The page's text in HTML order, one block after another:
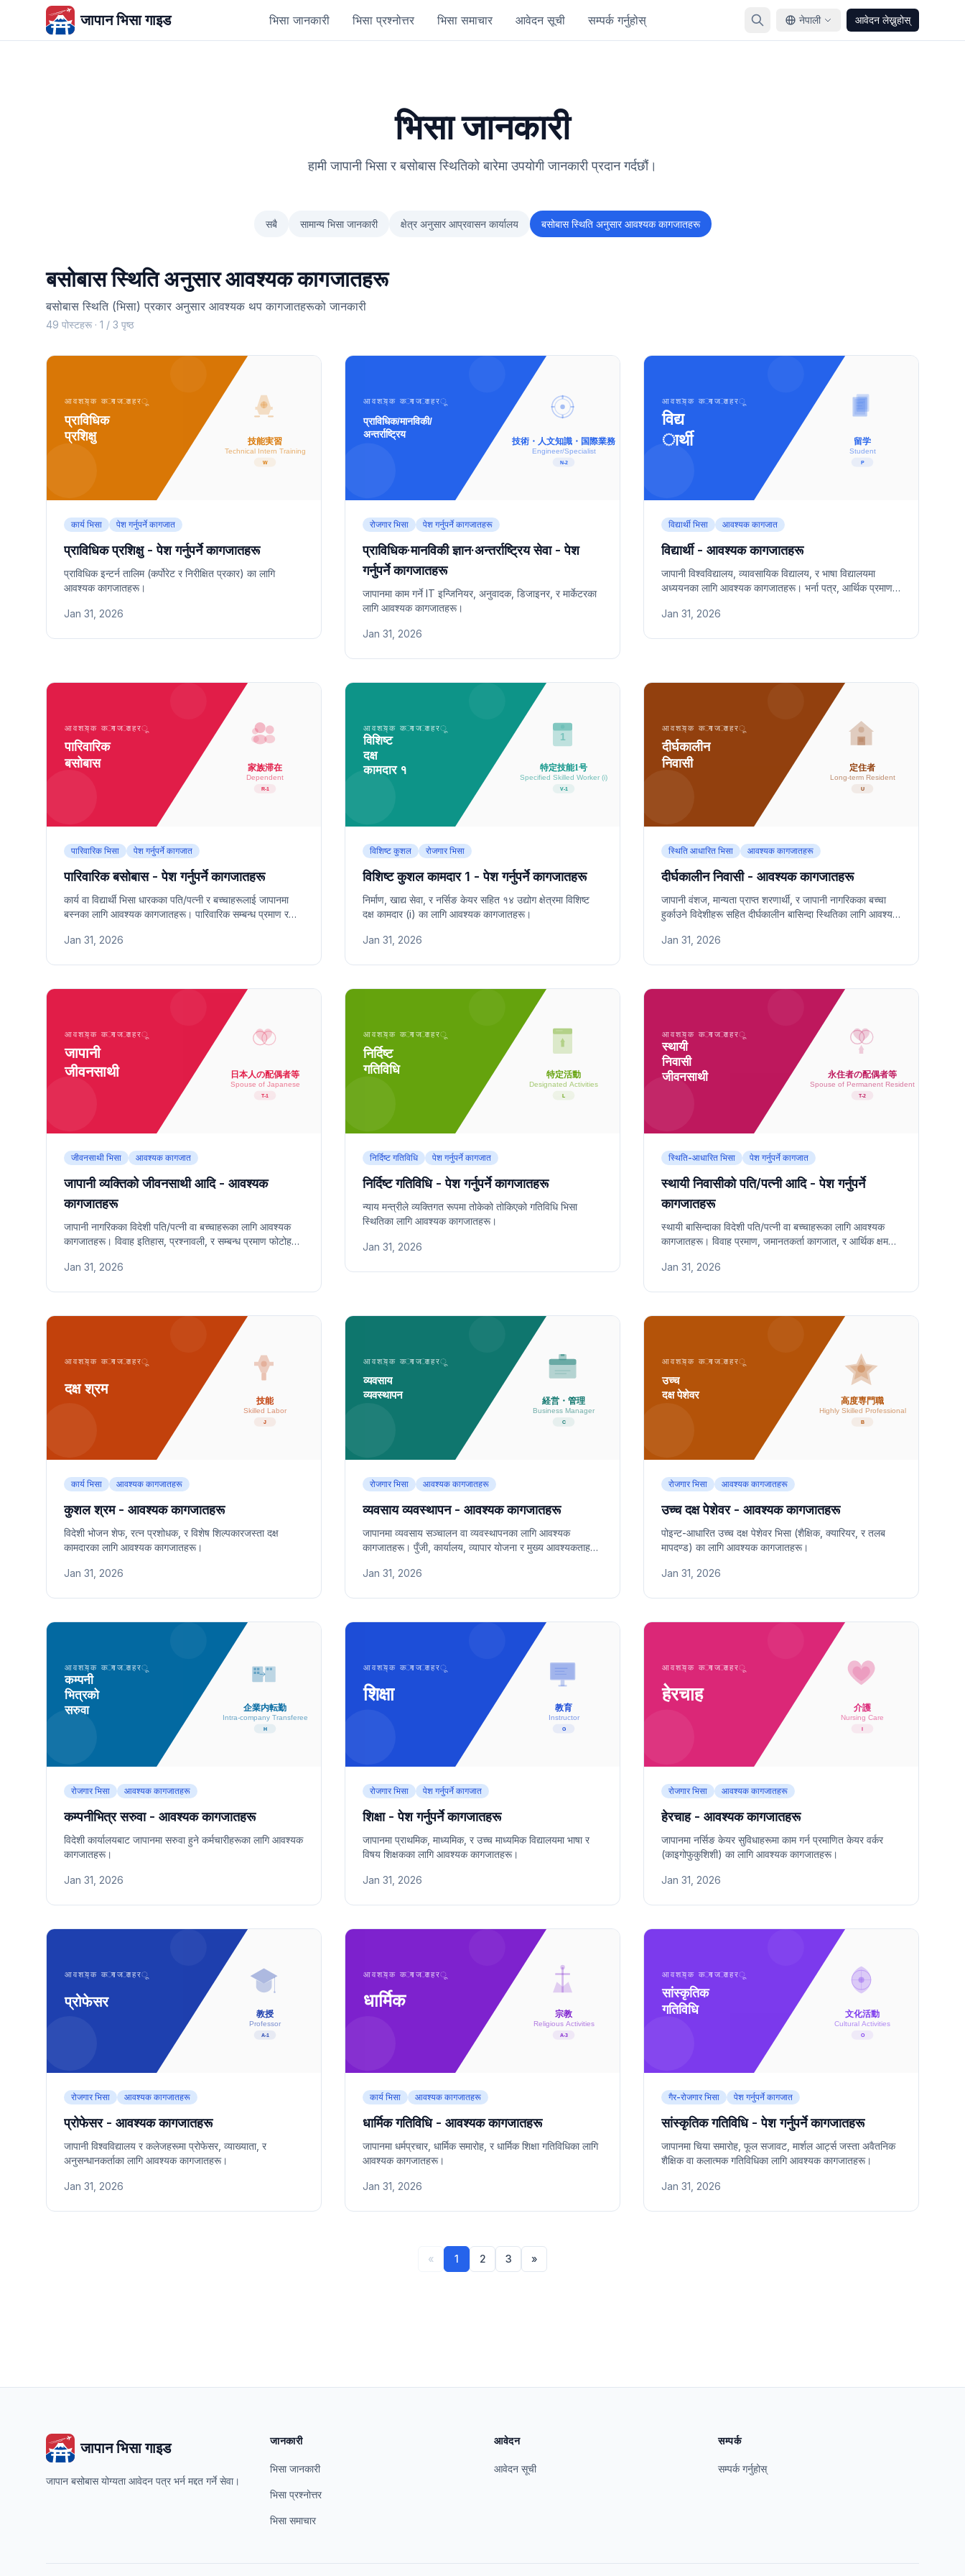
जापान भिसा गाइड भिसा जानकारी भिसा प्रश्नोत्तर भिसा समाचार आवेदन सूची सम्पर्क गर्नुहोस् नेपाली आवेदन लेख्नुहोस्
भिसा जानकारी
हामी जापानी भिसा र बसोबास स्थितिको बारेमा उपयोगी जानकारी प्रदान गर्दछौं।
सबै सामान्य भिसा जानकारी क्षेत्र अनुसार आप्रवासन कार्यालय बसोबास स्थिति अनुसार आवश्यक कागजातहरू
बसोबास स्थिति अनुसार आवश्यक कागजातहरू
बसोबास स्थिति (भिसा) प्रकार अनुसार आवश्यक थप कागजातहरूको जानकारी
49 पोस्टहरू · 1 / 3 पृष्ठ
कार्य भिसा पेश गर्नुपर्ने कागजात
प्राविधिक प्रशिक्षु - पेश गर्नुपर्ने कागजातहरू
प्राविधिक इन्टर्न तालिम (कर्पोरेट र निरीक्षित प्रकार) का लागि
आवश्यक कागजातहरू।
Jan 31, 2026
रोजगार भिसा पेश गर्नुपर्ने कागजातहरू
प्राविधिक·मानविकी ज्ञान·अन्तर्राष्ट्रिय सेवा - पेश
गर्नुपर्ने कागजातहरू
जापानमा काम गर्ने IT इन्जिनियर, अनुवादक, डिजाइनर, र मार्केटरका
लागि आवश्यक कागजातहरू।
Jan 31, 2026
विद्यार्थी भिसा आवश्यक कागजात
विद्यार्थी - आवश्यक कागजातहरू
जापानी विश्वविद्यालय, व्यावसायिक विद्यालय, र भाषा विद्यालयमा
अध्ययनका लागि आवश्यक कागजातहरू। भर्ना पत्र, आर्थिक प्रमाण,
Jan 31, 2026
पारिवारिक भिसा पेश गर्नुपर्ने कागजात
पारिवारिक बसोबास - पेश गर्नुपर्ने कागजातहरू
कार्य वा विद्यार्थी भिसा धारकका पति/पत्नी र बच्चाहरूलाई जापानमा
बस्नका लागि आवश्यक कागजातहरू। पारिवारिक सम्बन्ध प्रमाण र
Jan 31, 2026
विशिष्ट कुशल रोजगार भिसा
विशिष्ट कुशल कामदार 1 - पेश गर्नुपर्ने कागजातहरू
निर्माण, खाद्य सेवा, र नर्सिङ केयर सहित १४ उद्योग क्षेत्रमा विशिष्ट
दक्ष कामदार (i) का लागि आवश्यक कागजातहरू।
Jan 31, 2026
स्थिति आधारित भिसा आवश्यक कागजातहरू
दीर्घकालीन निवासी - आवश्यक कागजातहरू
जापानी वंशज, मान्यता प्राप्त शरणार्थी, र जापानी नागरिकका बच्चा
हुर्काउने विदेशीहरू सहित दीर्घकालीन बासिन्दा स्थितिका लागि आवश्यक
Jan 31, 2026
जीवनसाथी भिसा आवश्यक कागजात
जापानी व्यक्तिको जीवनसाथी आदि - आवश्यक
कागजातहरू
जापानी नागरिकका विदेशी पति/पत्नी वा बच्चाहरूका लागि आवश्यक
कागजातहरू। विवाह इतिहास, प्रश्नावली, र सम्बन्ध प्रमाण फोटोहरू
Jan 31, 2026
निर्दिष्ट गतिविधि पेश गर्नुपर्ने कागजात
निर्दिष्ट गतिविधि - पेश गर्नुपर्ने कागजातहरू
न्याय मन्त्रीले व्यक्तिगत रूपमा तोकेको तोकिएको गतिविधि भिसा
स्थितिका लागि आवश्यक कागजातहरू।
Jan 31, 2026
स्थिति-आधारित भिसा पेश गर्नुपर्ने कागजात
स्थायी निवासीको पति/पत्नी आदि - पेश गर्नुपर्ने
कागजातहरू
स्थायी बासिन्दाका विदेशी पति/पत्नी वा बच्चाहरूका लागि आवश्यक
कागजातहरू। विवाह प्रमाण, जमानतकर्ता कागजात, र आर्थिक क्षमता
Jan 31, 2026
कार्य भिसा आवश्यक कागजातहरू
कुशल श्रम - आवश्यक कागजातहरू
विदेशी भोजन शेफ, रत्न प्रशोधक, र विशेष शिल्पकारजस्ता दक्ष
कामदारका लागि आवश्यक कागजातहरू।
Jan 31, 2026
रोजगार भिसा आवश्यक कागजातहरू
व्यवसाय व्यवस्थापन - आवश्यक कागजातहरू
जापानमा व्यवसाय सञ्चालन वा व्यवस्थापनका लागि आवश्यक
कागजातहरू। पुँजी, कार्यालय, व्यापार योजना र मुख्य आवश्यकताहरू
Jan 31, 2026
रोजगार भिसा आवश्यक कागजातहरू
उच्च दक्ष पेशेवर - आवश्यक कागजातहरू
पोइन्ट-आधारित उच्च दक्ष पेशेवर भिसा (शैक्षिक, क्यारियर, र तलब
मापदण्ड) का लागि आवश्यक कागजातहरू।
Jan 31, 2026
रोजगार भिसा आवश्यक कागजातहरू
कम्पनीभित्र सरुवा - आवश्यक कागजातहरू
विदेशी कार्यालयबाट जापानमा सरुवा हुने कर्मचारीहरूका लागि आवश्यक
कागजातहरू।
Jan 31, 2026
रोजगार भिसा पेश गर्नुपर्ने कागजात
शिक्षा - पेश गर्नुपर्ने कागजातहरू
जापानमा प्राथमिक, माध्यमिक, र उच्च माध्यमिक विद्यालयमा भाषा र
विषय शिक्षकका लागि आवश्यक कागजातहरू।
Jan 31, 2026
रोजगार भिसा आवश्यक कागजातहरू
हेरचाह - आवश्यक कागजातहरू
जापानमा नर्सिङ केयर सुविधाहरूमा काम गर्न प्रमाणित केयर वर्कर
(काइगोफुकुशिशी) का लागि आवश्यक कागजातहरू।
Jan 31, 2026
रोजगार भिसा आवश्यक कागजातहरू
प्रोफेसर - आवश्यक कागजातहरू
जापानी विश्वविद्यालय र कलेजहरूमा प्रोफेसर, व्याख्याता, र
अनुसन्धानकर्ताका लागि आवश्यक कागजातहरू।
Jan 31, 2026
कार्य भिसा आवश्यक कागजातहरू
धार्मिक गतिविधि - आवश्यक कागजातहरू
जापानमा धर्मप्रचार, धार्मिक समारोह, र धार्मिक शिक्षा गतिविधिका लागि
आवश्यक कागजातहरू।
Jan 31, 2026
गैर-रोजगार भिसा पेश गर्नुपर्ने कागजात
सांस्कृतिक गतिविधि - पेश गर्नुपर्ने कागजातहरू
जापानमा चिया समारोह, फूल सजावट, मार्शल आर्ट्स जस्ता अवैतनिक
शैक्षिक वा कलात्मक गतिविधिका लागि आवश्यक कागजातहरू।
Jan 31, 2026
« 1 2 3 »
जापान भिसा गाइड
जापान बसोबास योग्यता आवेदन पत्र भर्न मद्दत गर्ने सेवा।
जानकारी
भिसा जानकारी
भिसा प्रश्नोत्तर
भिसा समाचार
आवेदन
आवेदन सूची
सम्पर्क
सम्पर्क गर्नुहोस्